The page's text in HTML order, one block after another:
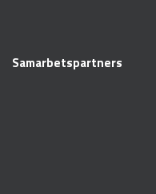
Samarbetspartners